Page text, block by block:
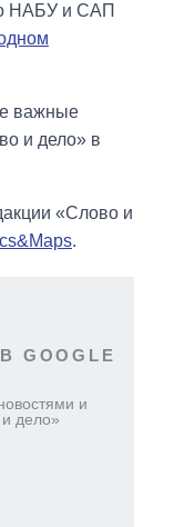
НАБУ и САП
важные
и дело» в
«Слово и
.
и
дело»